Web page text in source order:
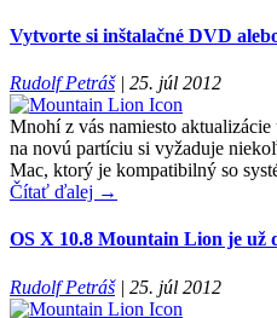
Vytvorte si inštalačné DVD
Rudolf Petráš| 25. júl 2012
Mnohí z vás namiesto
na novú partíciu si vyžaduje
Mac, ktorý je kompatibilný so
Čítať ďalej →
OS X 10.8 Mountain Lion je už
Rudolf Petráš| 25. júl 2012